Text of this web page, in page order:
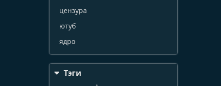
цензура
ютуб
ядро
Тэги